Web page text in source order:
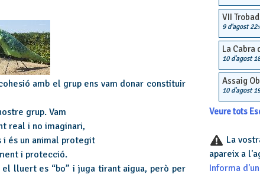
amb el grup ens vam donar constituir
grup. Vam
real i no imaginari,
és un animal protegit
i protecció.
lluert es “bo” i juga tirant aigua, però per
VII
9 d'agost
La Cabra
10 d'agost
Assaig
10 d'agost
Veure tots
La
apareix a
Informa